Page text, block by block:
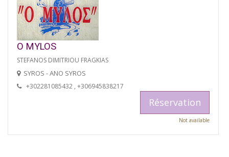
O MYLOS
STEFANOS DIMITRIOU FRAGKIAS
SYROS - ANO SYROS
+302281085432 , +306945838217
Réservation
Not available